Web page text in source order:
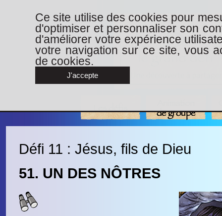
de groupe
Défi 11 : Jésus, fils de Dieu
51. UN DES NÔTRES
Ce site utilise des cookies pour
d'optimiser et personnaliser son
d'améliorer votre expérience
votre navigation sur ce site, vous
de cookies.
J'accepte